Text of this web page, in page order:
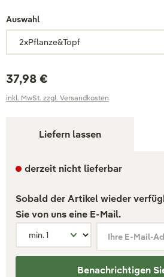
Auswahl
37,98 €
inkl. MwSt. zzgl. Versandkosten
Liefern lassen
derzeit nicht lieferbar
Sobald der Artikel wieder
Sie von uns eine E-Mail.
Ihre E-Mail-
Benachrichtigen